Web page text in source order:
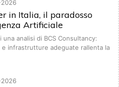
in Italia, il paradosso
Artificiale
una analisi di BCS Consultancy:
e infrastrutture adeguate rallenta la